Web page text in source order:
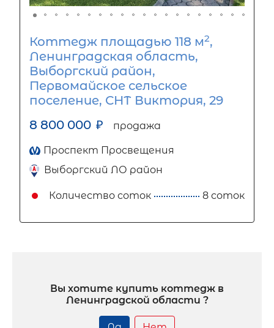
Коттедж площадью 118 м2,
Ленинградская область,
Выборгский район,
Первомайское сельское
поселение, СНТ Виктория, 29
8 800 000 ₽ продажа
Проспект Просвещения
Выборгский ЛО район
Количество соток 8 соток
Вы хотите купить коттедж в
Ленинградской области ?